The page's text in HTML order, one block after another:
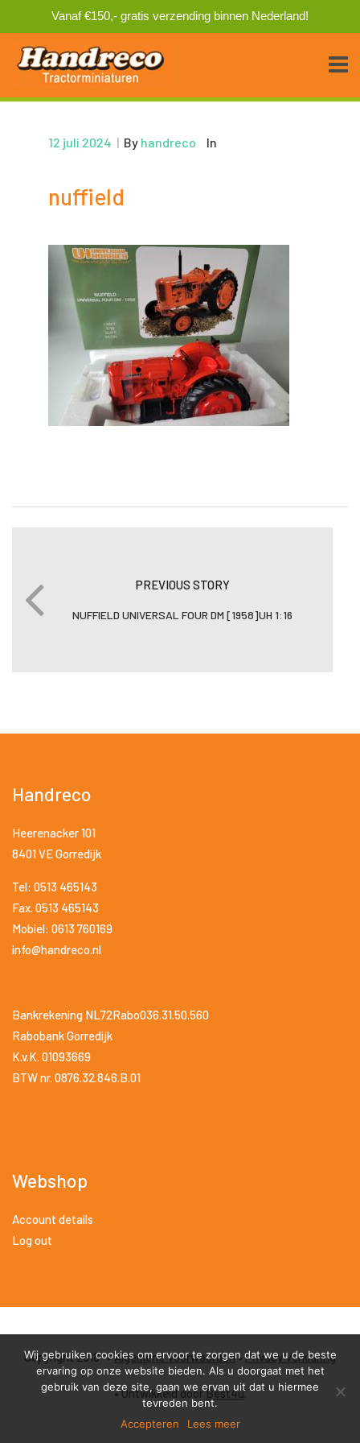
Vanaf €150,- gratis verzending binnen Nederland!
12 juli 2024 | By handreco In
nuffield
PREVIOUS STORY
NUFFIELD UNIVERSAL FOUR DM [1958]UH 1:16
Handreco
Heerenacker 101
8401 VE Gorredijk
Tel: 0513 465143
Fax. 0513 465143
Mobiel: 0613 760169
info@handreco.nl
Bankrekening NL72Rabo036.31.50.560
Rabobank Gorredijk
K.v.K. 01093669
BTW nr. 0876.32.846.B.01
Webshop
Account details
Log out
Copyright 2018 •Algemene Voorwaarden•Privacy Verklaring
• Ontwikkeld doorBest4u.
Wij gebruiken cookies om ervoor te zorgen dat we u de beste
ervaring op onze website bieden. Als u doorgaat met het
gebruik van deze site, gaan we ervan uit dat u hiermee
tevreden bent.
Accepteren
Lees meer